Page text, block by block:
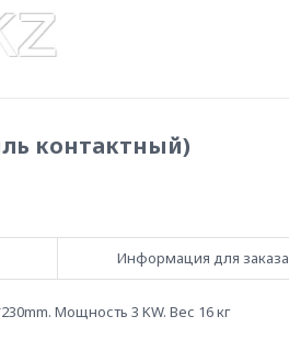
контактный)
Информация для заказа
Мощность 3 KW. Вес 16 кг